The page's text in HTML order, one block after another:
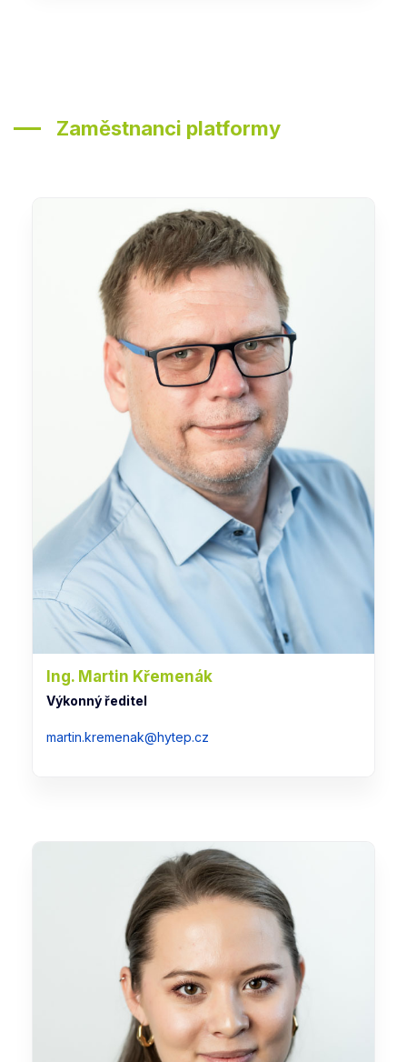
Zaměstnanci platformy
Ing. Martin Křemenák
Výkonný ředitel
martin.kremenak@hytep.cz